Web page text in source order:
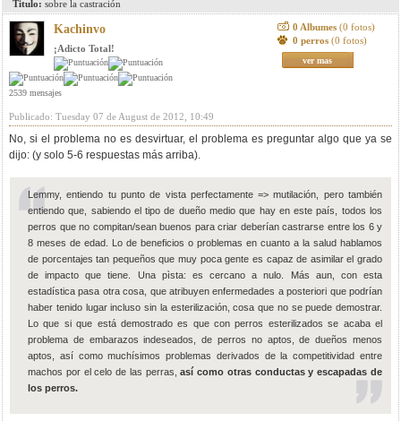
Titulo: sobre la castración
Kachinvo
¡Adicto Total!
2539 mensajes
0 Albumes (0 fotos)
0 perros (0 fotos)
ver mas
Publicado: Tuesday 07 de August de 2012, 10:49
No, si el problema no es desvirtuar, el problema es preguntar algo que ya se
dijo: (y solo 5-6 respuestas más arriba).
Lemmy, entiendo tu punto de vista perfectamente => mutilación, pero también
entiendo que, sabiendo el tipo de dueño medio que hay en este país, todos los
perros que no compitan/sean buenos para criar deberían castrarse entre los 6 y
8 meses de edad. Lo de beneficios o problemas en cuanto a la salud hablamos
de porcentajes tan pequeños que muy poca gente es capaz de asimilar el grado
de impacto que tiene. Una pìsta: es cercano a nulo. Más aun, con esta
estadística pasa otra cosa, que atribuyen enfermedades a posteriori que podrían
haber tenido lugar incluso sin la esterilización, cosa que no se puede demostrar.
Lo que si que está demostrado es que con perros esterilizados se acaba el
problema de embarazos indeseados, de perros no aptos, de dueños menos
aptos, así como muchísimos problemas derivados de la competitividad entre
machos por el celo de las perras,así como otras conductas y escapadas de
los perros.